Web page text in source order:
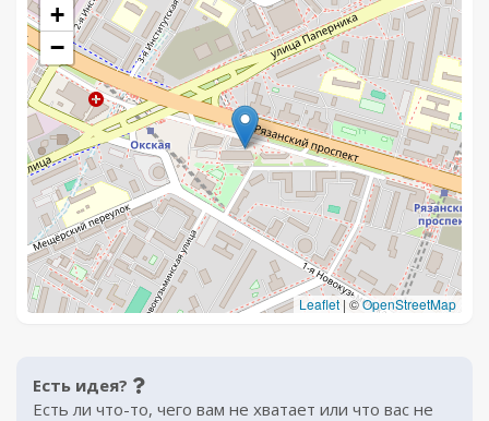
+
−
Leaflet | ©OpenStreetMap
Есть идея?
Есть ли что-то, чего вам не хватает или что вас не